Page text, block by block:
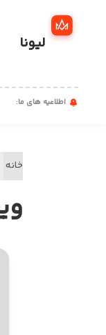
لیونا
سیاست
اطلاعیه های ما:
خانه